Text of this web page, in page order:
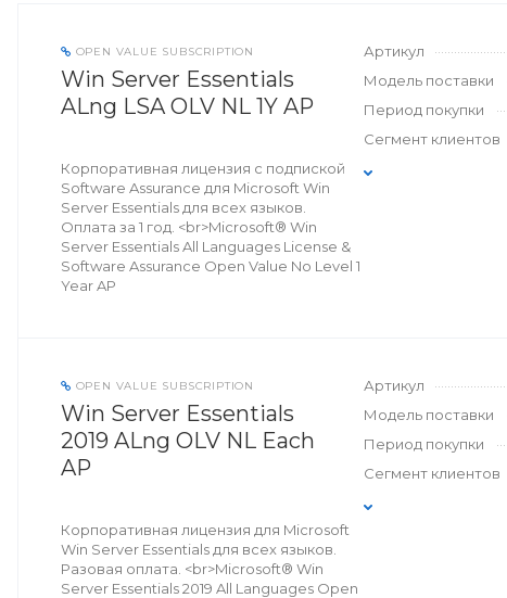
OPEN VALUE SUBSCRIPTION
Win Server Essentials
ALng LSA OLV NL 1Y AP
Корпоративная лицензия с подпиской
Software Assurance для Microsoft Win
Server Essentials для всех языков.
Оплата за 1 год. <br>Microsoft® Win
Server Essentials All Languages License &
Software Assurance Open Value No Level 1
Year AP
Артикул
Модель поставки
Период покупки
Сегмент клиентов
OPEN VALUE SUBSCRIPTION
Win Server Essentials
2019 ALng OLV NL Each
AP
Корпоративная лицензия для Microsoft
Win Server Essentials для всех языков.
Разовая оплата. <br>Microsoft® Win
Server Essentials 2019 All Languages Open
Артикул
Модель поставки
Период покупки
Сегмент клиентов